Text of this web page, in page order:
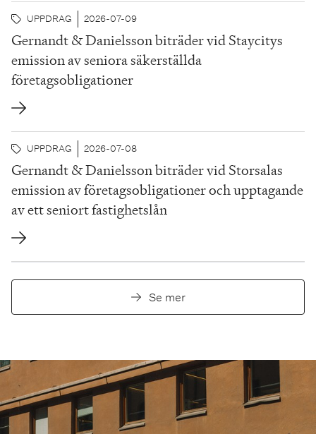
UPPDRAG 2026-07-09
Gernandt & Danielsson biträder vid Staycitys
emission av seniora säkerställda
företagsobligationer
UPPDRAG 2026-07-08
Gernandt & Danielsson biträder vid Storsalas
emission av företagsobligationer och upptagande
av ett seniort fastighetslån
Se mer